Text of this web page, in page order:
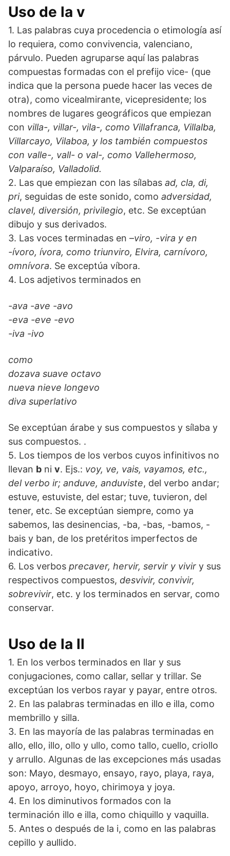
Uso de la v
1. Las palabras cuya procedencia o etimología así
lo requiera, como convivencia, valenciano,
párvulo. Pueden agruparse aquí las palabras
compuestas formadas con el prefijo vice- (que
indica que la persona puede hacer las veces de
otra), como vicealmirante, vicepresidente; los
nombres de lugares geográficos que empiezan
con villa-, villar-, vila-, como Villafranca, Villalba,
Villarcayo, Vilaboa, y los también compuestos
con valle-, vall- o val-, como Vallehermoso,
Valparaíso, Valladolid.
2. Las que empiezan con las sílabas ad, cla, di,
pri, seguidas de este sonido, como adversidad,
clavel, diversión, privilegio, etc. Se exceptúan
dibujo y sus derivados.
3. Las voces terminadas en –viro, -vira y en
-ívoro, ívora, como triunviro, Elvira, carnívoro,
omnívora. Se exceptúa víbora.
4. Los adjetivos terminados en
-ava -ave -avo
-eva -eve -evo
-iva -ivo
como
dozava suave octavo
nueva nieve longevo
diva superlativo
Se exceptúan árabe y sus compuestos y sílaba y
sus compuestos. .
5. Los tiempos de los verbos cuyos infinitivos no
llevan b ni v. Ejs.: voy, ve, vais, vayamos, etc.,
del verbo ir; anduve, anduviste, del verbo andar;
estuve, estuviste, del estar; tuve, tuvieron, del
tener, etc. Se exceptúan siempre, como ya
sabemos, las desinencias, -ba, -bas, -bamos, -
bais y ban, de los pretéritos imperfectos de
indicativo.
6. Los verbos precaver, hervir, servir y vivir y sus
respectivos compuestos, desvivir, convivir,
sobrevivir, etc. y los terminados en servar, como
conservar.
Uso de la ll
1. En los verbos terminados en llar y sus
conjugaciones, como callar, sellar y trillar. Se
exceptúan los verbos rayar y payar, entre otros.
2. En las palabras terminadas en illo e illa, como
membrillo y silla.
3. En las mayoría de las palabras terminadas en
allo, ello, illo, ollo y ullo, como tallo, cuello, criollo
y arrullo. Algunas de las excepciones más usadas
son: Mayo, desmayo, ensayo, rayo, playa, raya,
apoyo, arroyo, hoyo, chirimoya y joya.
4. En los diminutivos formados con la
terminación illo e illa, como chiquillo y vaquilla.
5. Antes o después de la i, como en las palabras
cepillo y aullido.